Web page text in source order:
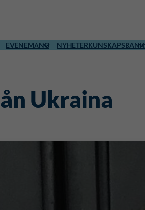
EVENEMANG NYHETERKUNSKAPSBANK
Ukraina